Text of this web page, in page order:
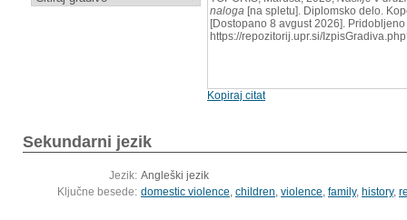
naloga [na spletu]. Diplomsko delo.
[Dostopano 8 avgust 2026]. Pridobljeno
https://repozitorij.upr.si/
Kopiraj citat
Sekundarni jezik
Jezik: Angleški jezik
Ključne besede: domestic violence, children, violence, family, history,